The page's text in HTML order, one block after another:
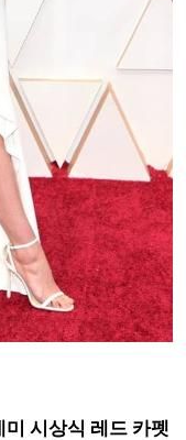
시상식 레드 카펫